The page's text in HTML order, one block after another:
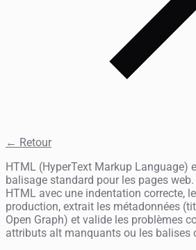
← Retour
HTML (HyperText Markup Language)
balisage standard pour les pages
HTML avec une indentation correcte,
production, extrait les métadonnées
Open Graph) et valide les problèmes
attributs alt manquants ou les balises